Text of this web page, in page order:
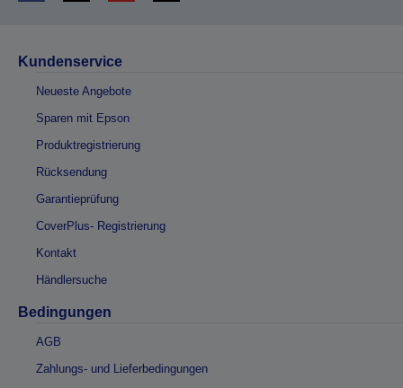
Kundenservice
Neueste Angebote
Sparen mit Epson
Produktregistrierung
Rücksendung
Garantieprüfung
CoverPlus- Registrierung
Kontakt
Händlersuche
Bedingungen
AGB
Zahlungs- und Lieferbedingungen